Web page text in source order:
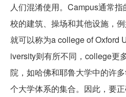
人们混淆使用。Campus通常
校的建筑、操场和其他设施，
就可以称为a college of Oxford
iversity则有所不同，college更
院，如哈佛和耶鲁大学中的许
个大学体系的集合。因此，要